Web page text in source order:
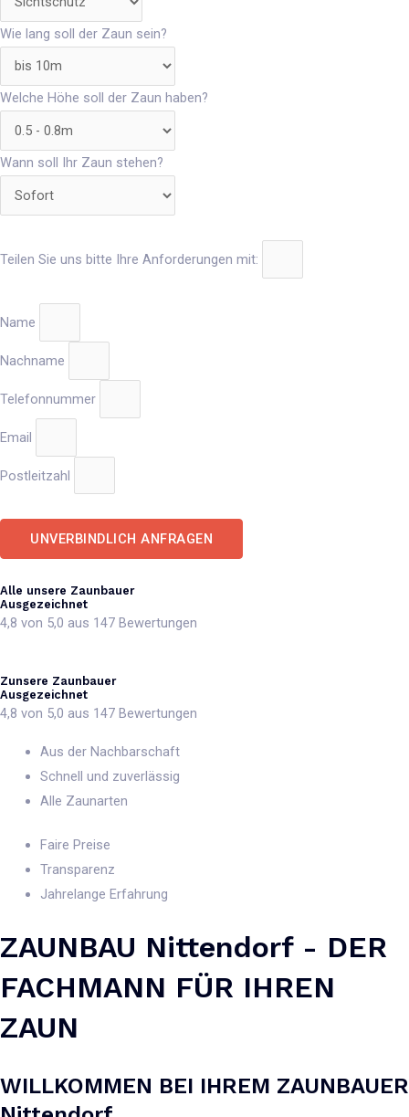
Wie lang soll der Zaun sein?
Welche Höhe soll der Zaun haben?
Wann soll Ihr Zaun stehen?
Teilen Sie uns bitte Ihre Anforderungen mit:
Name
Nachname
Telefonnummer
Email
Postleitzahl
UNVERBINDLICH ANFRAGEN
Alle unsere Zaunbauer
Ausgezeichnet
4,8 von 5,0 aus 147 Bewertungen
Zunsere Zaunbauer
Ausgezeichnet
4,8 von 5,0 aus 147 Bewertungen
Aus der Nachbarschaft
Schnell und zuverlässig
Alle Zaunarten
Faire Preise
Transparenz
Jahrelange Erfahrung
ZAUNBAU Nittendorf - DER
FACHMANN FÜR IHREN
ZAUN
WILLKOMMEN BEI IHREM ZAUNBAUER